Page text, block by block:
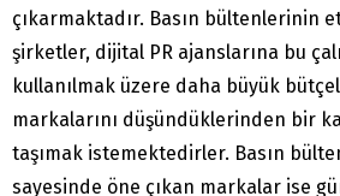
çıkarmaktadır. Basın bültenlerinin
şirketler, dijital PR ajanslarına bu
kullanılmak üzere daha büyük
markalarını düşündüklerinden bir
taşımak istemektedirler. Basın
sayesinde öne çıkan markalar ise